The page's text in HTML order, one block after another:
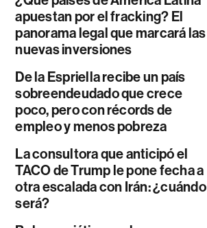
apuestan por el fracking? El
panorama legal que marcará las
nuevas inversiones
De la Espriella recibe un país
sobreendeudado que crece
poco, pero con récords de
empleo y menos pobreza
La consultora que anticipó el
TACO de Trump le pone fecha a
otra escalada con Irán: ¿cuándo
será?